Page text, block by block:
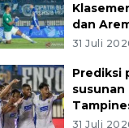
dan
31 Juli
Prediksi
susunan
31 Juli